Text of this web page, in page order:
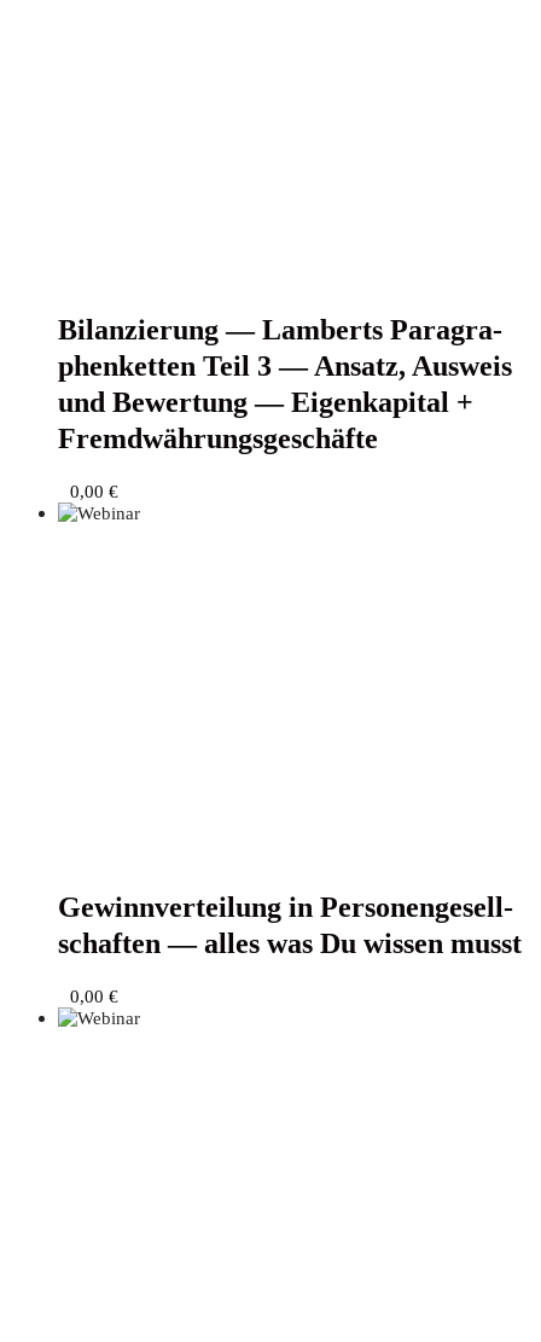
Bilan­zie­rung — Lam­berts Para­gra­
phen­ket­ten Teil 3 — Ansatz, Aus­weis
und Bewer­tung — Eigen­ka­pi­tal +
Fremdwährungsgeschäfte
0,00 €
Gewinn­ver­tei­lung in Per­so­nen­ge­sell­
schaf­ten — alles was Du wis­sen musst
0,00 €